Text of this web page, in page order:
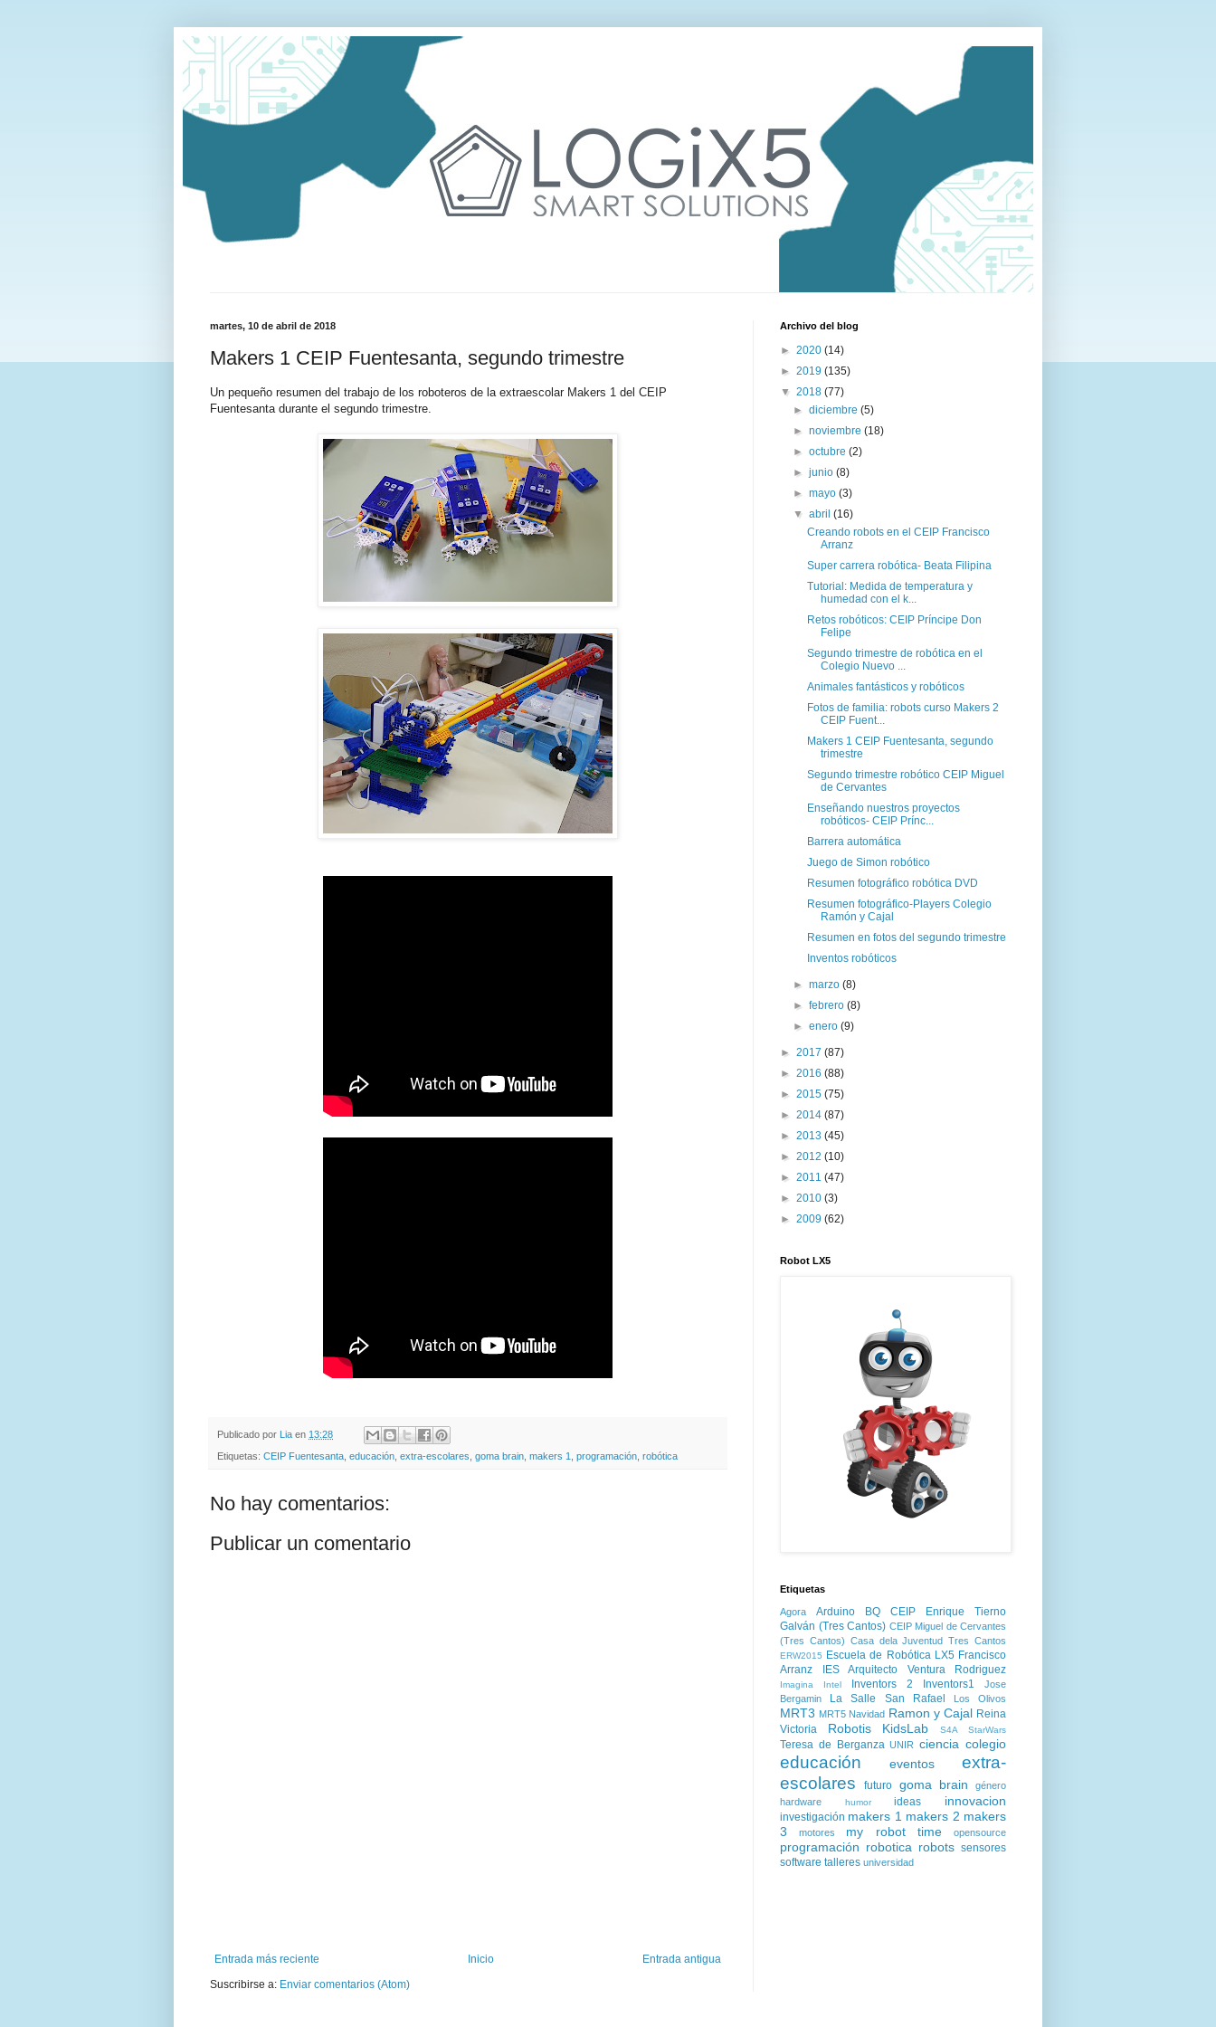
martes, 10 de abril de 2018
Makers 1 CEIP Fuentesanta, segundo trimestre
Un pequeño resumen del trabajo de los roboteros de la extraescolar Makers 1 del CEIP
Fuentesanta durante el segundo trimestre.
Publicado por Lia en 13:28
Etiquetas: CEIP Fuentesanta educación extra-escolares goma brain makers 1 programación robótica
No hay comentarios:
Publicar un comentario
Entrada más reciente Entrada antigua
Inicio
Suscribirse a: Enviar comentarios (Atom)
Archivo del blog
► 2020 (14)
► 2019 (135)
▼ 2018 (77)
►diciembre(5)
►noviembre(18)
►octubre(2)
►junio(8)
►mayo(3)
▼abril(16)
Creando robots en el CEIP Francisco
Arranz
Super carrera robótica- Beata Filipina
Tutorial: Medida de temperatura y
humedad con el k...
Retos robóticos: CEIP Príncipe Don
Felipe
Segundo trimestre de robótica en el
Colegio Nuevo ...
Animales fantásticos y robóticos
Fotos de familia: robots curso Makers 2
CEIP Fuent...
Makers 1 CEIP Fuentesanta, segundo
trimestre
Segundo trimestre robótico CEIP Miguel
de Cervantes
Enseñando nuestros proyectos
robóticos- CEIP Prínc...
Barrera automática
Juego de Simon robótico
Resumen fotográfico robótica DVD
Resumen fotográfico-Players Colegio
Ramón y Cajal
Resumen en fotos del segundo trimestre
Inventos robóticos
►marzo(8)
►febrero(8)
►enero(9)
► 2017 (87)
► 2016 (88)
► 2015 (75)
► 2014 (87)
► 2013 (45)
► 2012 (10)
► 2011 (47)
► 2010 (3)
► 2009 (62)
Robot LX5
Etiquetas
Agora Arduino BQ
CEIP Enrique Tierno
Galván (Tres Cantos) CEIP Miguel de Cervantes
(Tres Cantos) Casa dela Juventud Tres Cantos
ERW2015 Escuela de Robótica LX5 Francisco
Arranz
IES Arquitecto Ventura Rodriguez
Imagina Intel Inventors 2 Inventors1
Jose
Bergamin
La Salle San Rafael Los Olivos
MRT3 MRT5 Navidad Ramon y Cajal Reina
Victoria
Robotis KidsLab S4A StarWars
Teresa de Berganza UNIR ciencia colegio
educación eventos
extra-
escolares
futuro goma brain
género
hardware
humor ideas innovacion
investigación makers 1 makers 2 makers
3
motores my robot time opensource
programación robotica robots sensores
software talleres universidad